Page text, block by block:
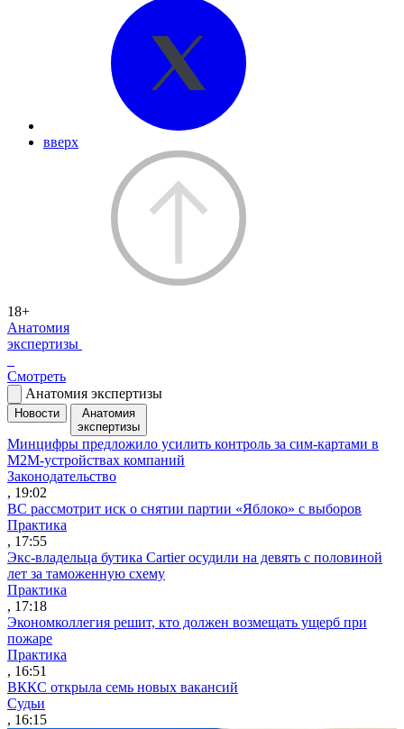
вверх
18+
Анатомия
экспертизы
Смотреть
Анатомия экспертизы
Новости
Анатомия
экспертизы
Минцифры предложило усилить контроль за сим-картами в
M2M-устройствах компаний
Законодательство
, 19:02
ВС рассмотрит иск о снятии партии «Яблоко» с выборов
Практика
, 17:55
Экс-владельца бутика Cartier осудили на девять с половиной
лет за таможенную схему
Практика
, 17:18
Экономколлегия решит, кто должен возмещать ущерб при
пожаре
Практика
, 16:51
ВККС открыла семь новых вакансий
Судьи
, 16:15